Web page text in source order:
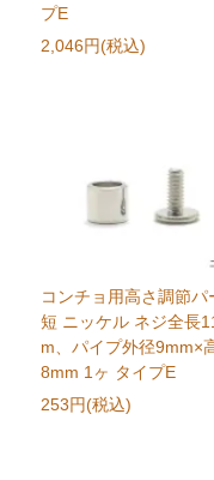
プE
2,046円(税込)
コンチョ用高さ調節パ
短 ニッケル ネジ全長
m、パイプ外径9mm×
8mm 1ヶ タイプE
253円(税込)